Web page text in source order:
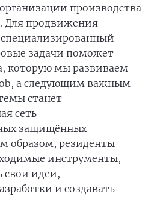
производства
Для продвижения
задачи поможет
которую мы развиваем
а следующим важным
станет
сеть
защищённых
образом, резиденты
инструменты,
свои идеи,
и создавать